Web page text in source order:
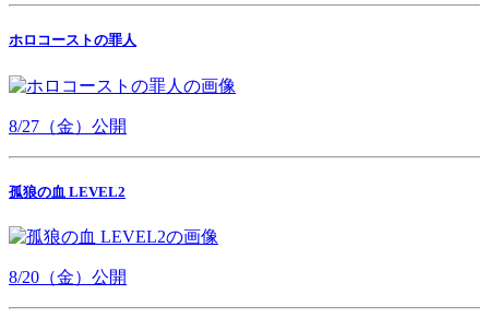
ホロコーストの罪人
8/27（金）公開
孤狼の血 LEVEL2
8/20（金）公開